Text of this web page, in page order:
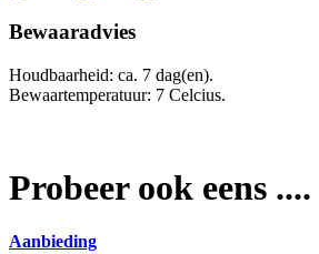
Bewaaradvies
Houdbaarheid: ca. 7 dag(en).
Bewaartemperatuur: 7 Celcius.
Probeer ook eens ....
Aanbieding